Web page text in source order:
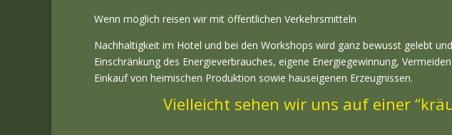
Wenn möglich reisen wir mit öffentlichen Verkehrsmitteln
Nachhaltigkeit im Hotel und bei den Workshops wird ganz bewusst gelebt
Einschränkung des Energieverbrauches, eigene Energiegewinnung,
Einkauf von heimischen Produktion sowie hauseigenen Erzeugnissen.
Vielleicht sehen wir uns auf einer